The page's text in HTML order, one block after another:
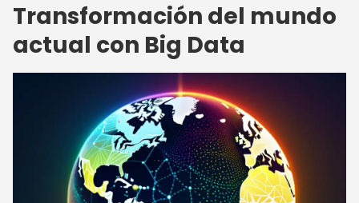
Transformación del mundo
actual con Big Data